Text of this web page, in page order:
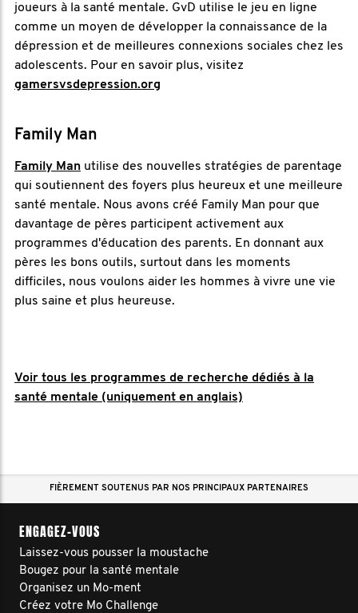
joueurs à la santé mentale. GvD utilise le jeu en ligne
comme un moyen de développer la connaissance de la
dépression et de meilleures connexions sociales chez les
adolescents. Pour en savoir plus, visitez
gamersvsdepression.org
Family Man
Family Man utilise des nouvelles stratégies de parentage
qui soutiennent des foyers plus heureux et une meilleure
santé mentale. Nous avons créé Family Man pour que
davantage de pères participent activement aux
programmes d'éducation des parents. En donnant aux
pères les bons outils, surtout dans les moments
difficiles, nous voulons aider les hommes à vivre une vie
plus saine et plus heureuse.
Voir tous les programmes de recherche dédiés à la
santé mentale (uniquement en anglais)
FIÈREMENT SOUTENUS PAR NOS PRINCIPAUX PARTENAIRES
ENGAGEZ-VOUS
Laissez-vous pousser la moustache
Bougez pour la santé mentale
Organisez un Mo-ment
Créez votre Mo Challenge